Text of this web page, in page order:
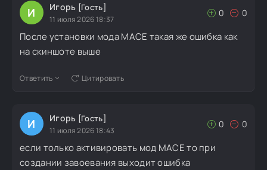
И Игорь [Гость]
11 июля 2026 18:37
0 0
После установки мода MACE такая же ошибка как
на скиншоте выше
Ответить Цитировать
И Игорь [Гость]
11 июля 2026 18:43
0 0
если только активировать мод MACE то при
создании завоевания выходит ошибка